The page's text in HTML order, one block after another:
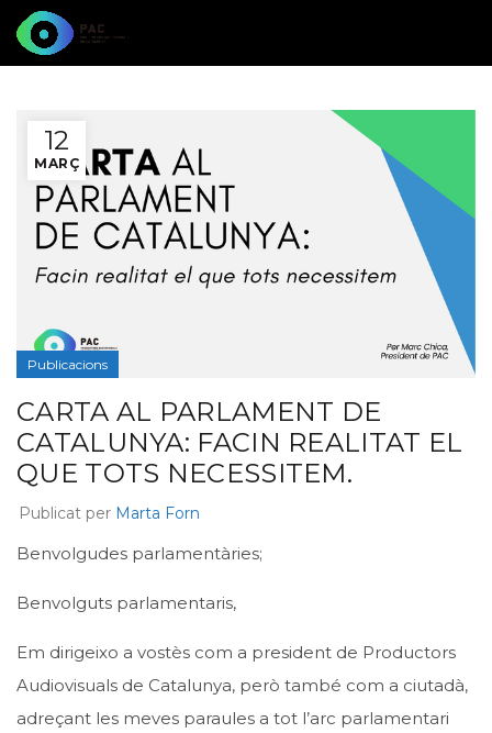
12
MARÇ
Publicacions
CARTA AL PARLAMENT DE
CATALUNYA: FACIN REALITAT EL
QUE TOTS NECESSITEM.
Publicat per Marta Forn
Benvolgudes parlamentàries;
Benvolguts parlamentaris,
Em dirigeixo a vostès com a president de Productors
Audiovisuals de Catalunya, però també com a ciutadà,
adreçant les meves paraules a tot l’arc parlamentari